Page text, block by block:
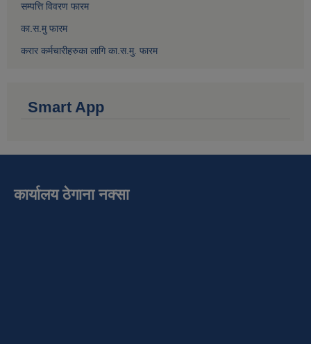
सम्पत्ति विवरण फारम
का.स.मु फारम
करार कर्मचारीहरुका लागि का.स.मु. फारम
Smart App
कार्यालय ठेगाना नक्सा